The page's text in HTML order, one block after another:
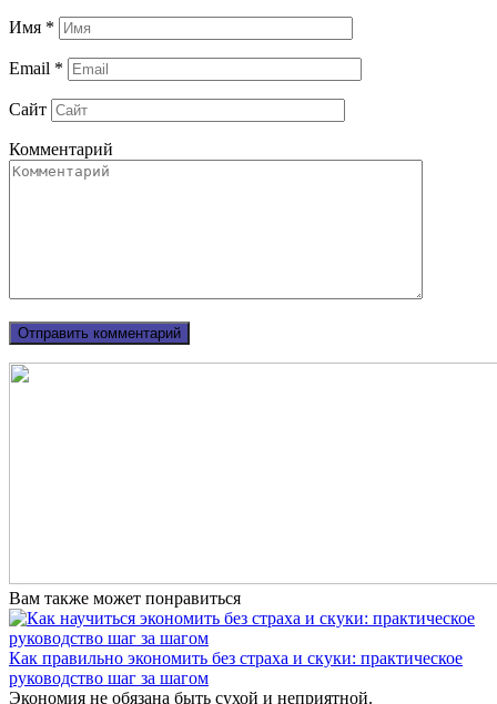
Имя *
Email *
Сайт
Комментарий
Вам также может понравиться
Как правильно экономить без страха и скуки: практическое
руководство шаг за шагом
Экономия не обязана быть сухой и неприятной.